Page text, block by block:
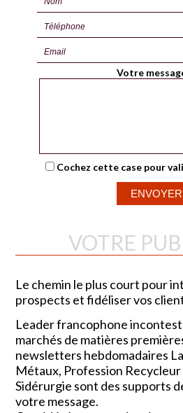
Votre
Cochez cette case pour
VOTRE
Le chemin le plus court pour
prospects et fidéliser vos
Leader francophone
marchés de matières
newsletters hebdomadaires
Métaux, Profession Recycleur
Sidérurgie sont des supports
votre message.